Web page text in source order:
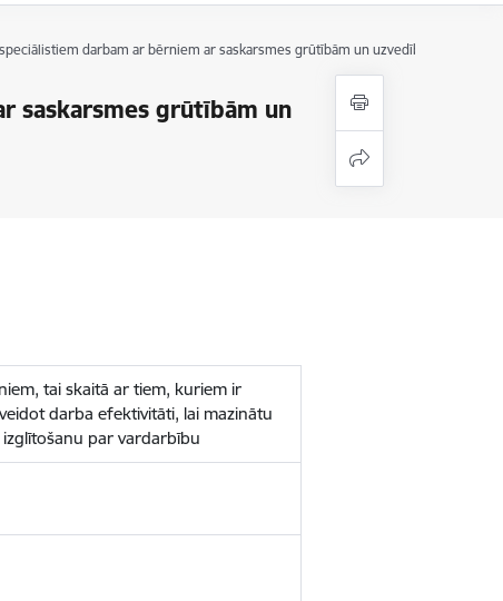
darbam ar bērniem ar saskarsmes grūtībām un uzvedības
saskarsmes grūtībām un
tai skaitā ar tiem, kuriem ir
darba efektivitāti, lai mazinātu
par vardarbību